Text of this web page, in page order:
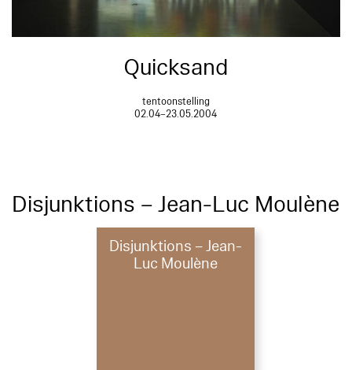
Quicksand
tentoonstelling
02.04–23.05.2004
Disjunktions – Jean-Luc Moulène
Disjunktions – Jean-
Luc Moulène